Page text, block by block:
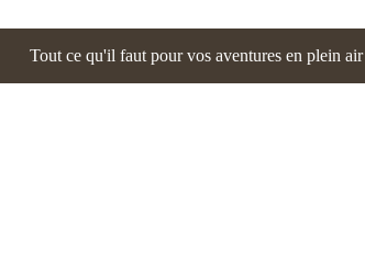
Tout ce qu'il faut pour vos aventures en plein air